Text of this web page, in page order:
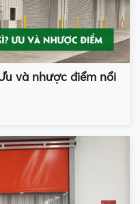
và nhược điểm nổi